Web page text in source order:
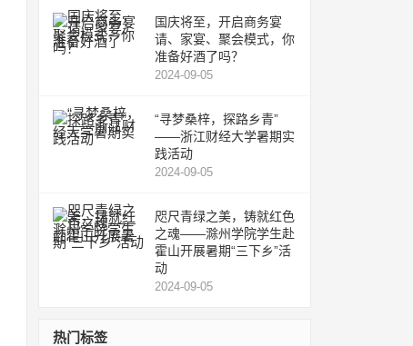
国庆将至，开启商务宴
请、家宴、聚会模式，你
准备好酒了吗？
2024-09-05
“寻梦桑梓，探路乡青”
——浙江财经大学暑期实
践活动
2024-09-05
咫尺青绿之美，铸就红色
之魂——滁州学院学生赴
霍山开展暑期“三下乡”活
动
2024-09-05
热门标签